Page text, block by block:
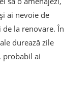
ai nevoie de
la renovare. În
durează zile
probabil ai